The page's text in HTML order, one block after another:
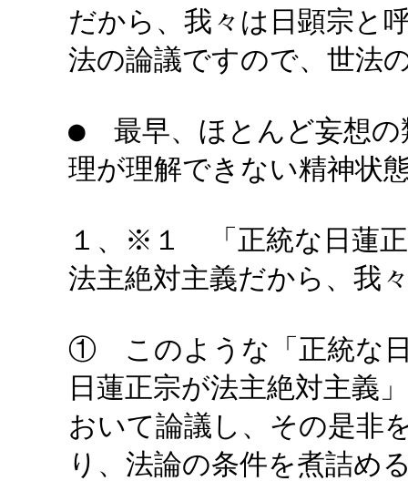
だから、我々は日顕宗と
法の論議ですので、世法
● 最早、ほとんど妄想の
理が理解できない精神状
１、※１ 「正統な日蓮正
法主絶対主義だから、我
① このような「正統な
日蓮正宗が法主絶対主義
おいて論議し、その是非
り、法論の条件を煮詰め